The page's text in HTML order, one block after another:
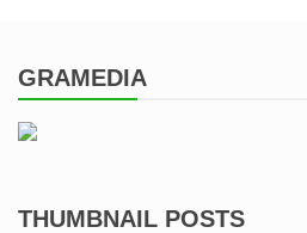
GRAMEDIA
THUMBNAIL POSTS